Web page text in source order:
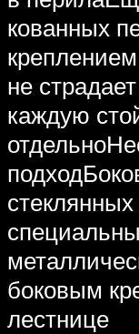
кованных
не
каждую
боковым
лестнице